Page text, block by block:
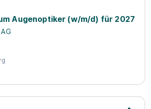
Augenoptiker (w/m/d) für 2027